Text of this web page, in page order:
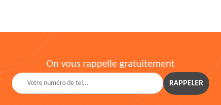
On vous rappelle gratuitement